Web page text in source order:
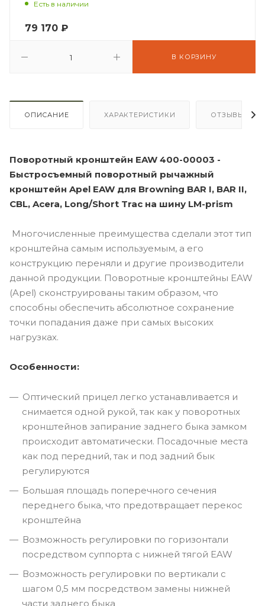
Есть в наличии
79 170 ₽
В КОРЗИНУ
ОПИСАНИЕ ХАРАКТЕРИСТИКИ ОТЗЫВЫ
Поворотный кронштейн EAW 400-00003 -
Быстросъемный поворотный рычажный
кронштейн Apel EAW для Browning BAR I, BAR II,
CBL, Acera, Long/Short Trac на шину LM-prism
Многочисленные преимущества сделали этот тип
кронштейна самым используемым, а его
конструкцию переняли и другие производители
данной продукции. Поворотные кронштейны EAW
(Apel) сконструированы таким образом, что
способны обеспечить абсолютное сохранение
точки попадания даже при самых высоких
нагрузках.
Особенности:
Оптический прицел легко устанавливается и
снимается одной рукой, так как у поворотных
кронштейнов запирание заднего быка замком
происходит автоматически. Посадочные места
как под передний, так и под задний бык
регулируются
Большая площадь поперечного сечения
переднего быка, что предотвращает перекос
кронштейна
Возможность регулировки по горизонтали
посредством суппорта с нижней тягой EAW
Возможность регулировки по вертикали с
шагом 0,5 мм посредством замены нижней
части заднего быка